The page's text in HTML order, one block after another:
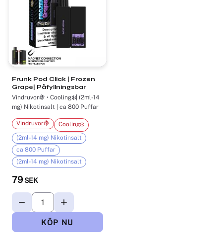
Frunk Pod Click | Frozen
Grape| Påfyllningsbar
Vindruvor🍇 • Cooling❄️| (2ml-14
mg) Nikotinsalt | ca 800 Puffar
79 SEK
Vindruvor🍇
Cooling❄️
(2ml-14 mg) Nikotinsalt
ca 800 Puffar
(2ml-14 mg) Nikotinsalt